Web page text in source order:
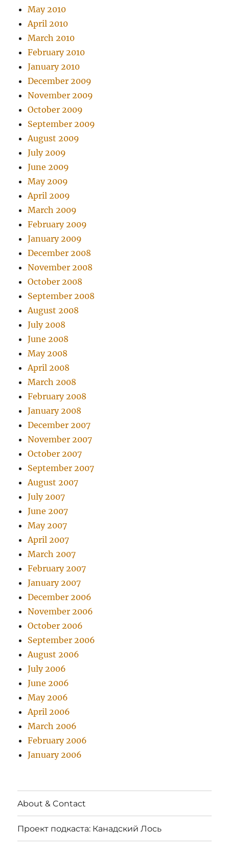
May 2010
April 2010
March 2010
February 2010
January 2010
December 2009
November 2009
October 2009
September 2009
August 2009
July 2009
June 2009
May 2009
April 2009
March 2009
February 2009
January 2009
December 2008
November 2008
October 2008
September 2008
August 2008
July 2008
June 2008
May 2008
April 2008
March 2008
February 2008
January 2008
December 2007
November 2007
October 2007
September 2007
August 2007
July 2007
June 2007
May 2007
April 2007
March 2007
February 2007
January 2007
December 2006
November 2006
October 2006
September 2006
August 2006
July 2006
June 2006
May 2006
April 2006
March 2006
February 2006
January 2006
About & Contact
Проект подкаста: Канадский Лось